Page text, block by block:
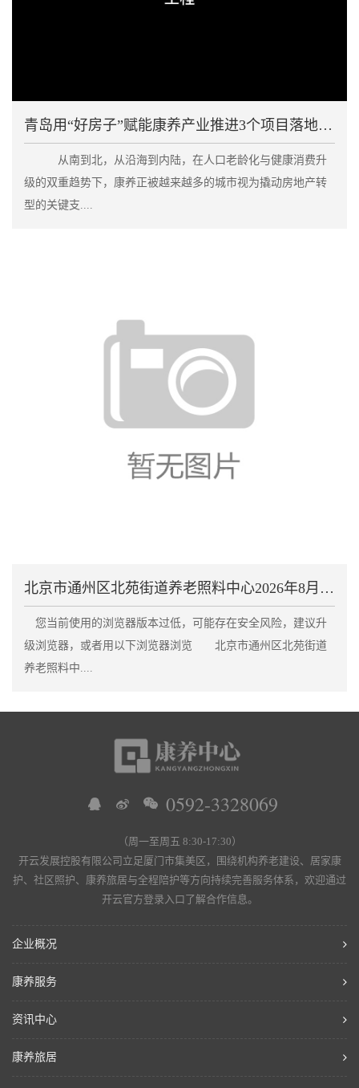
青岛用“好房子”赋能康养产业推进3个项目落地建设
从南到北，从沿海到内陆，在人口老龄化与健康消费升
级的双重趋势下，康养正被越来越多的城市视为撬动房地产转
型的关键支....
北京市通州区北苑街道养老照料中心2026年8月收费
您当前使用的浏览器版本过低，可能存在安全风险，建议升
级浏览器，或者用以下浏览器浏览 北京市通州区北苑街道
养老照料中....
0592-3328069
（周一至周五 8:30-17:30）
开云发展控股有限公司立足厦门市集美区，围绕机构养老建设、居家康
护、社区照护、康养旅居与全程陪护等方向持续完善服务体系，欢迎通过
开云官方登录入口了解合作信息。
企业概况
康养服务
资讯中心
康养旅居